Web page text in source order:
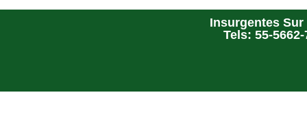
Insurgentes Sur
Tels: 55-